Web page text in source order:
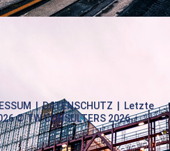
|DATENSCHUTZ | Letzte
© TW CONSULTERS 2026